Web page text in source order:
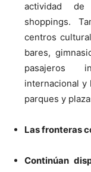
actividad
shoppings.
centros
bares,
pasajeros
internacional y
parques y
Las fronteras
Continúan